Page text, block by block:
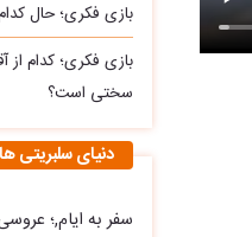
بازی فکری؛ حال
بازی فکری؛ کدام از
سختی است؟
دنیای سلبریتی ها
سفر به ایام,؛